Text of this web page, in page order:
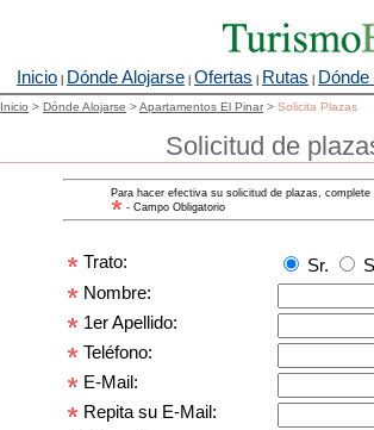
Inicio | Dónde Alojarse | Ofertas | Rutas |
Inicio > Dónde Alojarse >Apartamentos El Pinar > Solicita Plazas
Solicitud de
Para hacer efectiva su solicitud de plazas,
- Campo Obligatorio
Trato: Sr.
Nombre:
1er Apellido:
Teléfono:
E-Mail:
Repita su E-Mail: